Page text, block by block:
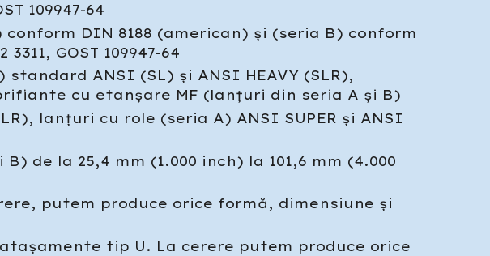
109947-64
DIN 8188 (american) și (seria B) conform
GOST 109947-64
ANSI (SL) și ANSI HEAVY (SLR),
cu etanșare MF (lanțuri din seria A și B)
lanțuri cu role (seria A) ANSI SUPER și ANSI
de la 25,4 mm (1.000 inch) la 101,6 mm (4.000
putem produce orice formă, dimensiune și
tip U. La cerere putem produce orice